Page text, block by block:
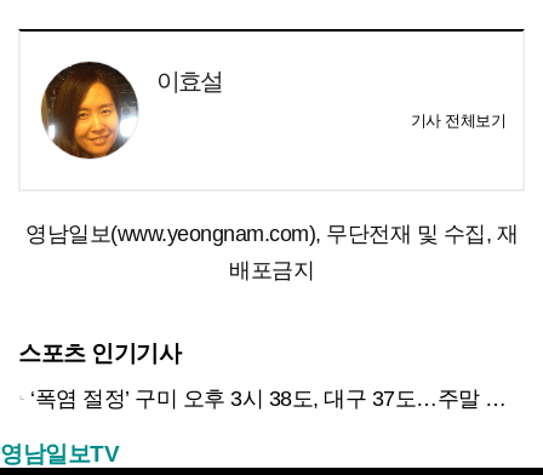
이효설
기사 전체보기
영남일보(www.yeongnam.com), 무단전재 및 수집, 재
배포금지
스포츠 인기기사
‘폭염 절정’ 구미 오후 3시 38도, 대구 37도…주말 한풀 꺾일까?
영남일보TV